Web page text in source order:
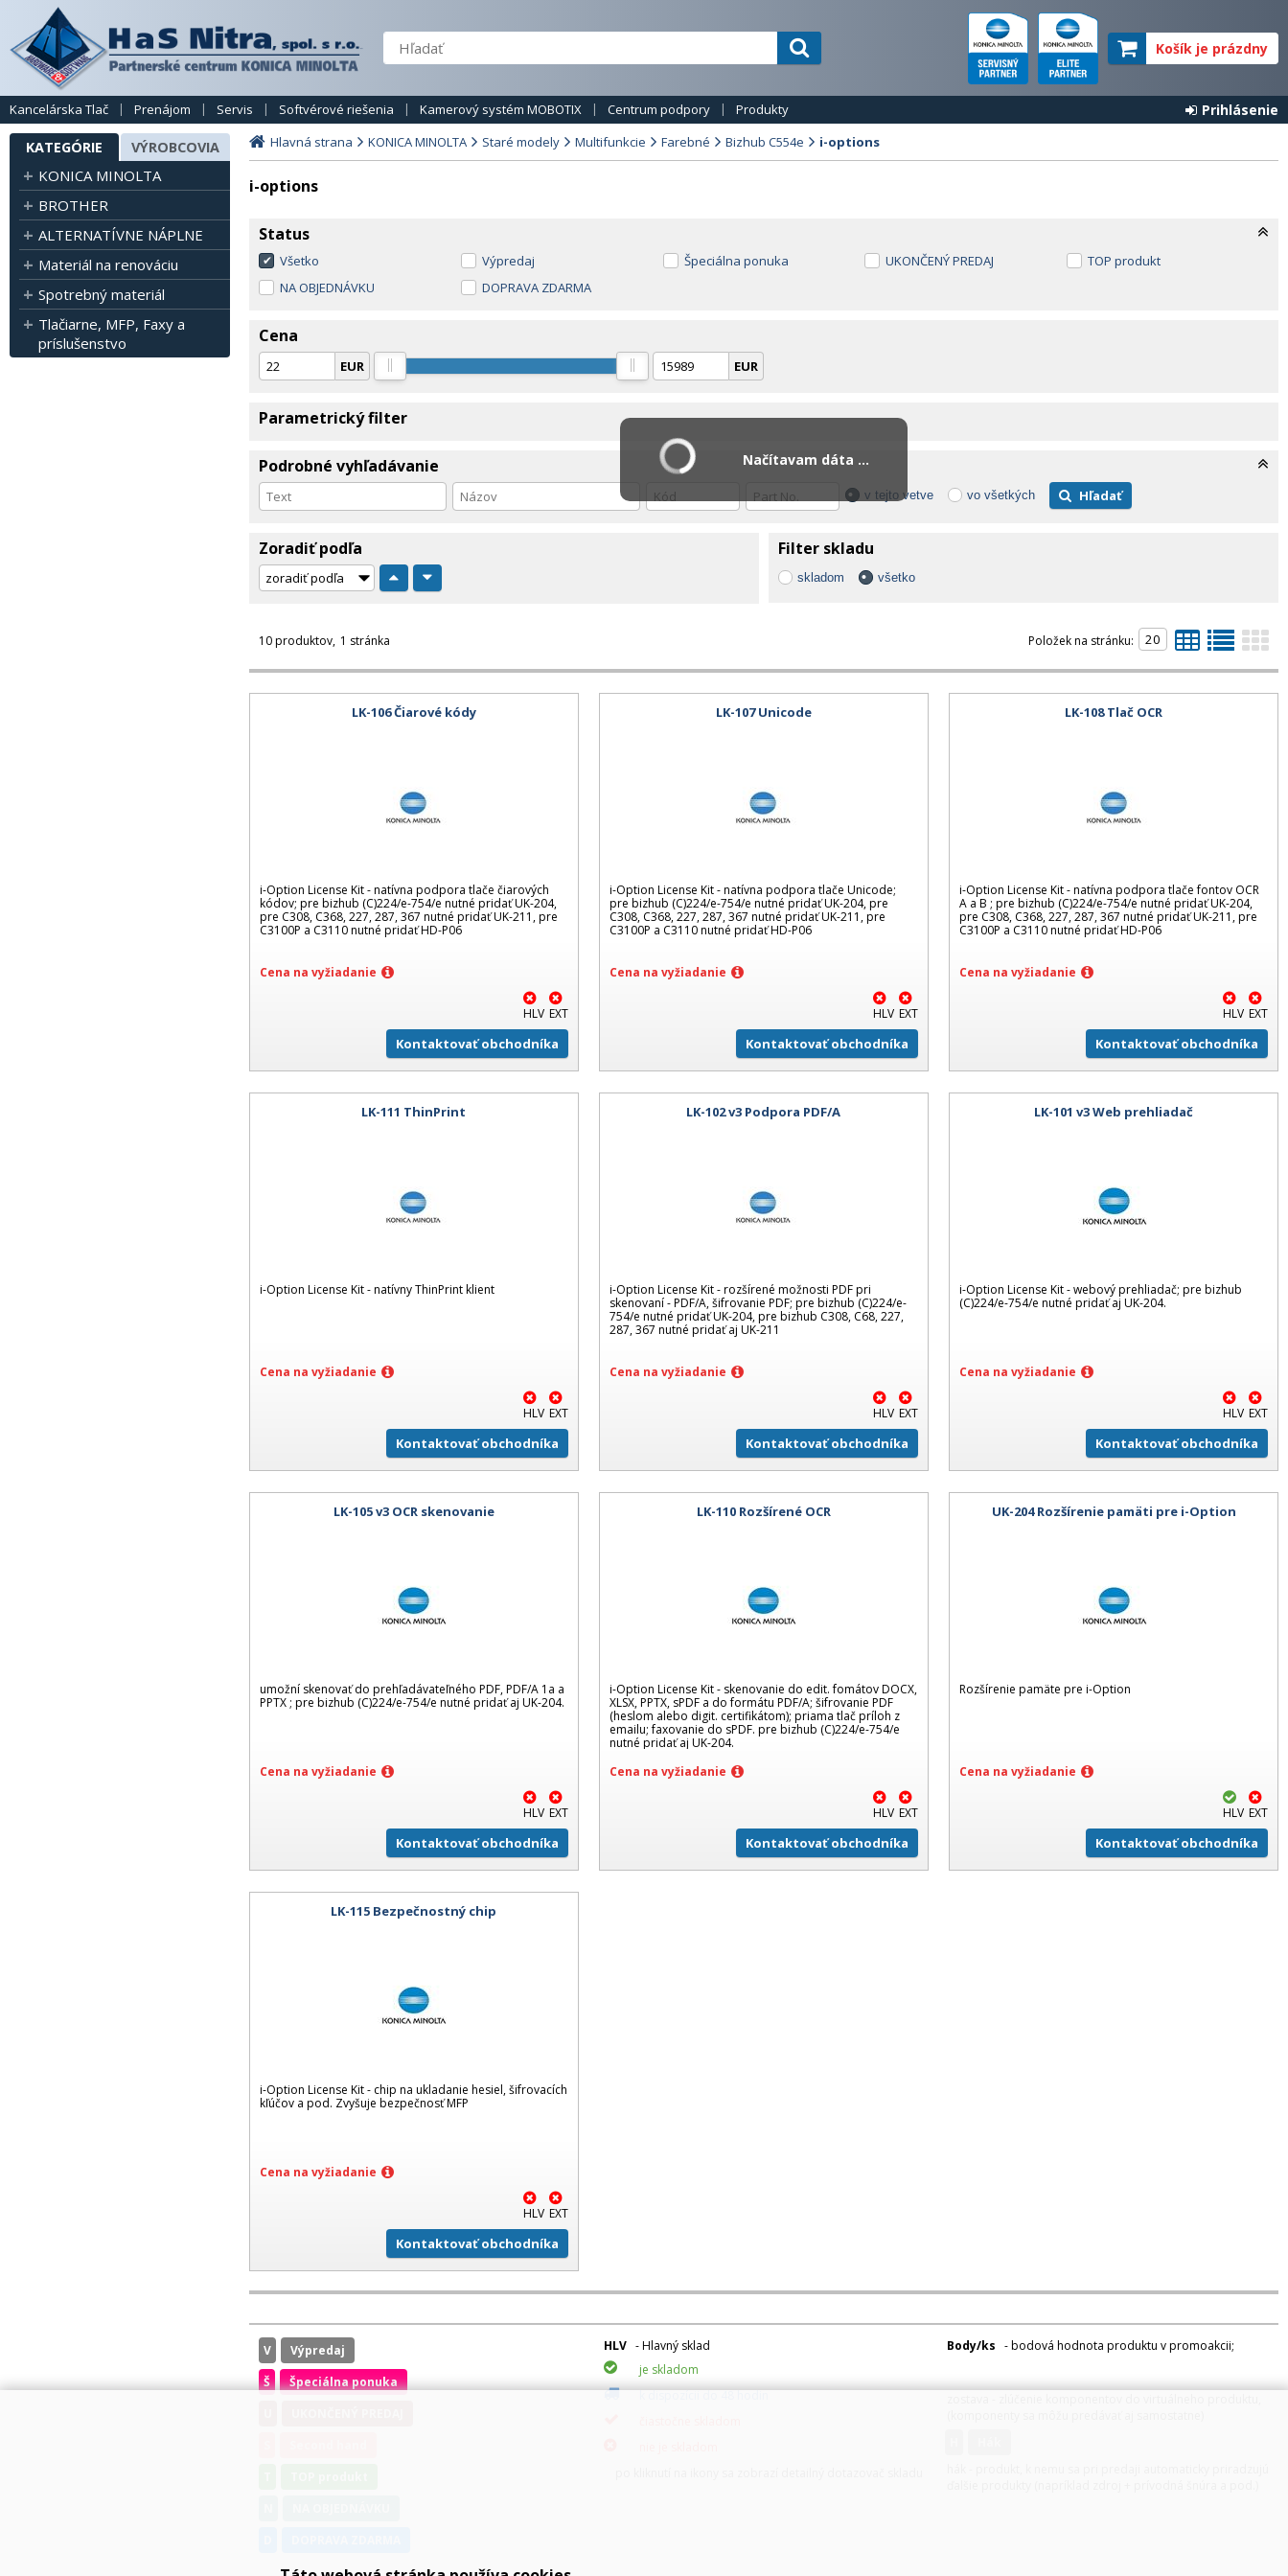
Košík je prázdny
Kancelárska Tlač Prenájom Servis Softvérové riešenia Kamerový systém MOBOTIX Centrum podpory Produkty Prihlásenie
KATEGÓRIE VÝROBCOVIA
KONICA MINOLTA
BROTHER
ALTERNATÍVNE NÁPLNE
Materiál na renováciu
Spotrebný materiál
Tlačiarne, MFP, Faxy a
príslušenstvo
Hlavná strana KONICA MINOLTA Staré modely Multifunkcie Farebné Bizhub C554e i-options
i-options
Status
Všetko Výpredaj Špeciálna ponuka UKONČENÝ PREDAJ
TOP produkt
NA OBJEDNÁVKU
DOPRAVA ZDARMA
Cena
EUR EUR
Parametrický filter
Podrobné vyhľadávanie
v tejto vetve vo všetkých Hľadať
Zoradiť podľa Filter skladu
skladom všetko
10 produktov 1 stránka Položek na stránku:
LK-106 Čiarové kódy
i-Option License Kit - natívna podpora tlače čiarových
kódov; pre bizhub (C)224/e-754/e nutné pridať UK-204,
pre C308, C368, 227, 287, 367 nutné pridať UK-211, pre
C3100P a C3110 nutné pridať HD-P06
Cena na vyžiadanie
HLV EXT
Kontaktovať obchodníka
LK-107 Unicode
i-Option License Kit - natívna podpora tlače Unicode;
pre bizhub (C)224/e-754/e nutné pridať UK-204, pre
C308, C368, 227, 287, 367 nutné pridať UK-211, pre
C3100P a C3110 nutné pridať HD-P06
Cena na vyžiadanie
HLV EXT
Kontaktovať obchodníka
LK-108 Tlač OCR
i-Option License Kit - natívna podpora tlače fontov OCR
A a B ; pre bizhub (C)224/e-754/e nutné pridať UK-204,
pre C308, C368, 227, 287, 367 nutné pridať UK-211, pre
C3100P a C3110 nutné pridať HD-P06
Cena na vyžiadanie
HLV EXT
Kontaktovať obchodníka
LK-111 ThinPrint
i-Option License Kit - natívny ThinPrint klient
Cena na vyžiadanie
HLV EXT
Kontaktovať obchodníka
LK-102 v3 Podpora PDF/A
i-Option License Kit - rozšírené možnosti PDF pri
skenovaní - PDF/A, šifrovanie PDF; pre bizhub (C)224/e-
754/e nutné pridať UK-204, pre bizhub C308, C68, 227,
287, 367 nutné pridať aj UK-211
Cena na vyžiadanie
HLV EXT
Kontaktovať obchodníka
LK-101 v3 Web prehliadač
i-Option License Kit - webový prehliadač; pre bizhub
(C)224/e-754/e nutné pridať aj UK-204.
Cena na vyžiadanie
HLV EXT
Kontaktovať obchodníka
LK-105 v3 OCR skenovanie
umožní skenovať do prehľadávateľného PDF, PDF/A 1a a
PPTX ; pre bizhub (C)224/e-754/e nutné pridať aj UK-204.
Cena na vyžiadanie
HLV EXT
Kontaktovať obchodníka
LK-110 Rozšírené OCR
i-Option License Kit - skenovanie do edit. fomátov DOCX,
XLSX, PPTX, sPDF a do formátu PDF/A; šifrovanie PDF
(heslom alebo digit. certifikátom); priama tlač príloh z
emailu; faxovanie do sPDF. pre bizhub (C)224/e-754/e
nutné pridať aj UK-204.
Cena na vyžiadanie
HLV EXT
Kontaktovať obchodníka
UK-204 Rozšírenie pamäti pre i-Option
Rozšírenie pamäte pre i-Option
Cena na vyžiadanie
HLV EXT
Kontaktovať obchodníka
LK-115 Bezpečnostný chip
i-Option License Kit - chip na ukladanie hesiel, šifrovacích
kľúčov a pod. Zvyšuje bezpečnosť MFP
Cena na vyžiadanie
HLV EXT
Kontaktovať obchodníka
V
Výpredaj
Š
Špeciálna ponuka
HLV - Hlavný sklad
je skladom
k dispozícii do 48 hodin
Body/ks - bodová hodnota produktu v promoakcii;
Načítavam dáta ...